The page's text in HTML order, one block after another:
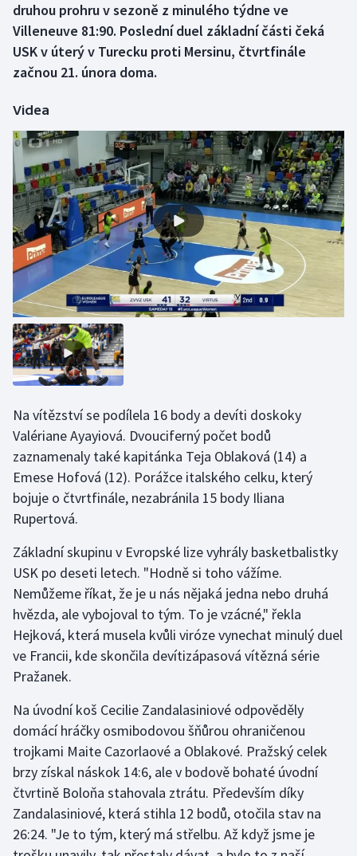
Dostihy
Florbal
Futsal
Golf
Gymnastika
Házená
Jezdectví
Judo
Krasobruslení
Lezení
Lyže a snowboard
Moderní pětiboj
Motorsport
Olympijské hry
Parasport
Plavání
Plážový volejbal
Ragby
Rychlobruslení
Rychlostní kanoistika
Short track
Sportovní střelba
druhou prohru v sezoně z minulého týdne ve
Villeneuve 81:90. Poslední duel základní části čeká
USK v úterý v Turecku proti Mersinu, čtvrtfinále
začnou 21. února doma.
Videa
Na vítězství se podílela 16 body a devíti doskoky
Valériane Ayayiová. Dvouciferný počet bodů
zaznamenaly také kapitánka Teja Oblaková (14) a
Emese Hofová (12). Porážce italského celku, který
bojuje o čtvrtfinále, nezabránila 15 body Iliana
Rupertová.
Základní skupinu v Evropské lize vyhrály basketbalistky
USK po deseti letech. "Hodně si toho vážíme.
Nemůžeme říkat, že je u nás nějaká jedna nebo druhá
hvězda, ale vybojoval to tým. To je vzácné," řekla
Hejková, která musela kvůli viróze vynechat minulý duel
ve Francii, kde skončila devítizápasová vítězná série
Pražanek.
Na úvodní koš Cecilie Zandalasiniové odpověděly
domácí hráčky osmibodovou šňůrou ohraničenou
trojkami Maite Cazorlaové a Oblakové. Pražský celek
brzy získal náskok 14:6, ale v bodově bohaté úvodní
čtvrtině Boloňa stahovala ztrátu. Především díky
Zandalasiniové, která stihla 12 bodů, otočila stav na
26:24. "Je to tým, který má střelbu. Až když jsme je